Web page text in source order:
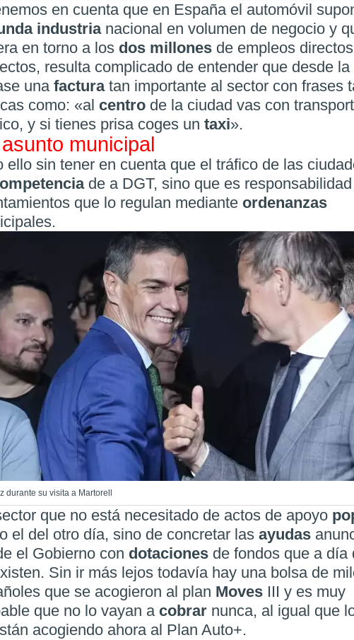
en cuenta que en España el automóvil
industrianacional en volumen de negocio y
en torno a los dos millones de empleos
resulta complicado de entender que desde
una factura tan importante al sector con frases
como: «al centro de la ciudad vas con
y si tienes prisa coges un taxi».
municipal
ello sin tener en cuenta que el tráfico de las
de a DGT, sino que es
que lo regulan mediante ordenanzas
durante su visita a Martorell
que no está necesitado de actos de apoyo
el del otro día, sino de concretar las ayudas
el Gobierno con dotaciones de fondos que a día
Sin ir más lejos todavía hay una bolsa de
que se acogieron al plan Moves III y es muy
que no lo vayan a cobrar nunca, al igual que
acogiendo ahora al Plan Auto+.